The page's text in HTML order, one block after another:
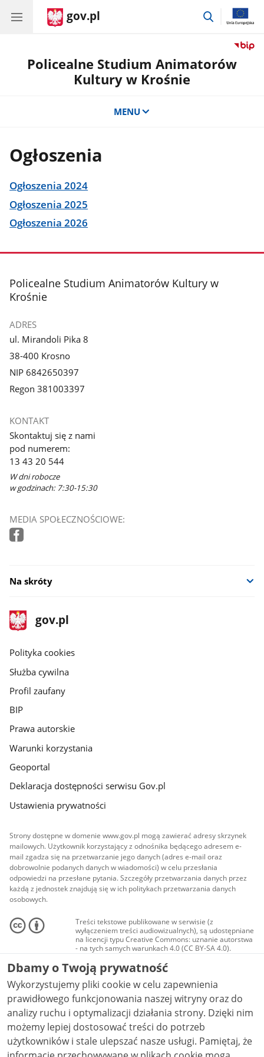
gov.pl
przejdź
Policealne Studium Animatorów
Kultury w Krośnie
MENU
Ogłoszenia
Ogłoszenia 2024
Ogłoszenia 2025
Ogłoszenia 2026
stopka
Policealne Studium Animatorów Kultury w
Krośnie
ADRES
ul. Mirandoli Pika 8
38-400 Krosno
NIP 6842650397
Regon 381003397
KONTAKT
Skontaktuj się z nami
pod numerem:
13 43 20 544
W dni robocze
w godzinach: 7:30-15:30
MEDIA SPOŁECZNOŚCIOWE:
Na skróty
stopka
gov.pl
Strona
gov.pl
gov.pl
Polityka cookies
Służba cywilna
Profil zaufany
BIP
Prawa autorskie
Warunki korzystania
Geoportal
Deklaracja dostępności serwisu Gov.pl
Ustawienia prywatności
Strony dostępne w domenie www.gov.pl mogą zawierać adresy skrzynek
mailowych. Użytkownik korzystający z odnośnika będącego adresem e-
mail zgadza się na przetwarzanie jego danych (adres e-mail oraz
dobrowolnie podanych danych w wiadomości) w celu przesłania
odpowiedzi na przesłane pytania. Szczegóły przetwarzania danych przez
każdą z jednostek znajdują się w ich politykach przetwarzania danych
osobowych.
Treści tekstowe publikowane w serwisie (z
wyłączeniem treści audiowizualnych), są udostępniane
na licencji typu Creative Commons: uznanie autorstwa
- na tych samych warunkach 4.0 (CC BY-SA 4.0).
Materiały audiowizualne, w tym zdjęcia, materiały
audio i wideo, są udostępniane na licencji typu
Creative Commons: uznanie autorstwa użycie
niekomercyjne - bez utworów zależnych 4.0 (CC BY-
NC-ND 4.0), o ile nie jest to stwierdzone inaczej.
Dbamy o Twoją prywatność
Wykorzystujemy pliki cookie w celu zapewnienia
prawidłowego funkcjonowania naszej witryny oraz do
analizy ruchu i optymalizacji działania strony. Dzięki nim
możemy lepiej dostosować treści do potrzeb
użytkowników i stale ulepszać nasze usługi. Pamiętaj, że